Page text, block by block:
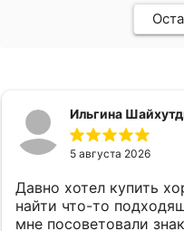
Ильгина
5 августа 2026
Давно хотел купить
найти что-то
мне посоветовали